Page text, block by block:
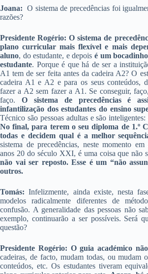
Joana: O sistema de precedências foi
razões?
Presidente Rogério: O sistema de
plano curricular mais flexível e mais
aluno, do estudante, e depois é um bocadinho
estudante. Porque é que há de ser a
A1 tem de ser feita antes da cadeira A2? O
cadeira A1 e A2 e para os seus conteúdos,
fazer a A2 sem fazer a A1. Se conseguir,
faço. O sistema de precedências é
infantilização dos estudantes do ensino
Técnico são pessoas adultas e são
No final, para terem o seu diploma de 1.º
todas e decidem qual é a melhor
sistema de precedências, neste momento
anos 20 do século XXI, é uma coisa que não
não vai ser reposto. Esse é um “não
outros.
Tomás: Infelizmente, ainda existe, nesta
modelos radicalmente diferentes de
confusão. A generalidade das pessoas não
exemplo, continuarão a ser possíveis. Será
questão?
Presidente Rogério: O guia académico
cadeiras, de facto, mudam todas, ou mudam
conteúdos, etc. Os estudantes tiveram